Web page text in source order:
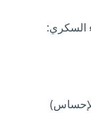
السكري: